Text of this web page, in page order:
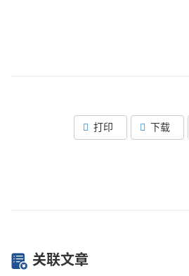
打印 下载
关联文章